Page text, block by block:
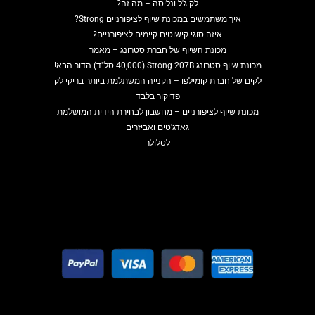
לק ג'ל ונליסה – מה זה?
איך משתמשים במכונת שיוף לציפורניים Strong?
איזה סוגי קישוטים קיימים לציפורניים?
מכונת השיוף של חברת סטרונג – מאמר
מכונת שיוף סטרונג Strong 207B (40,000 סל"ד) הדור הבא!
לקים של חברת קומילפו – הקנייה המשתלמת ביותר בריקי לק
פדיקור בלבד
מכונת שיוף לציפורניים – מחשבון לבחירת הידית המושלמת
גאדג'טים ואביזרים
לסלולר